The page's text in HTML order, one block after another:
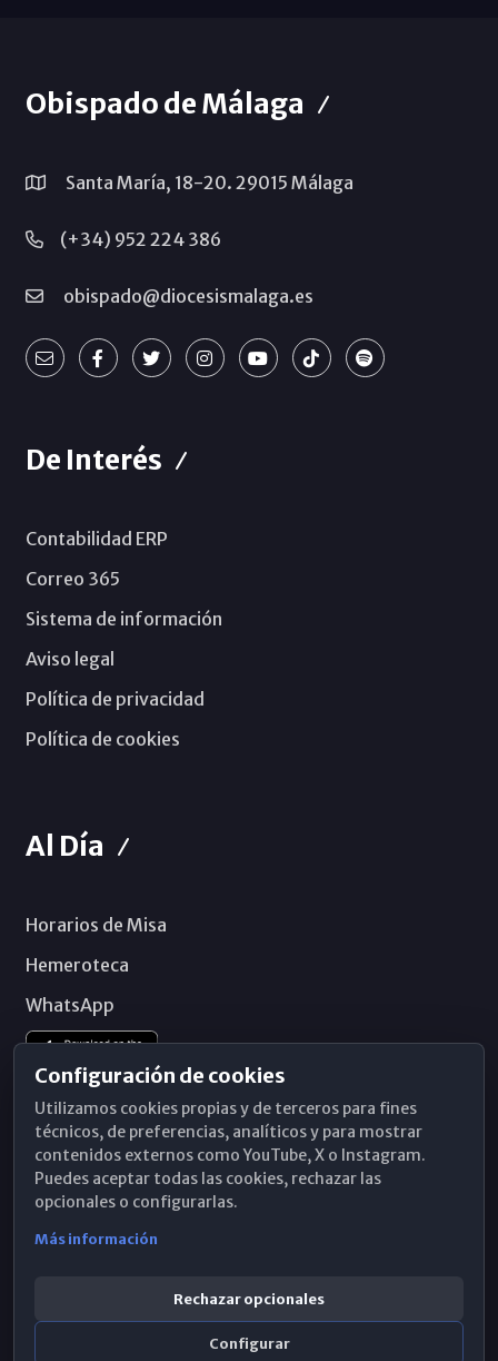
Obispado de Málaga
Santa María, 18-20. 29015 Málaga
(+34) 952 224 386
obispado@diocesismalaga.es
De Interés
Contabilidad ERP
Correo 365
Sistema de información
Aviso legal
Política de privacidad
Política de cookies
Al Día
Horarios de Misa
Hemeroteca
WhatsApp
Configuración de cookies
Utilizamos cookies propias y de terceros para fines
técnicos, de preferencias, analíticos y para mostrar
contenidos externos como YouTube, X o Instagram.
Puedes aceptar todas las cookies, rechazar las
opcionales o configurarlas.
Más información
Rechazar opcionales
Configurar